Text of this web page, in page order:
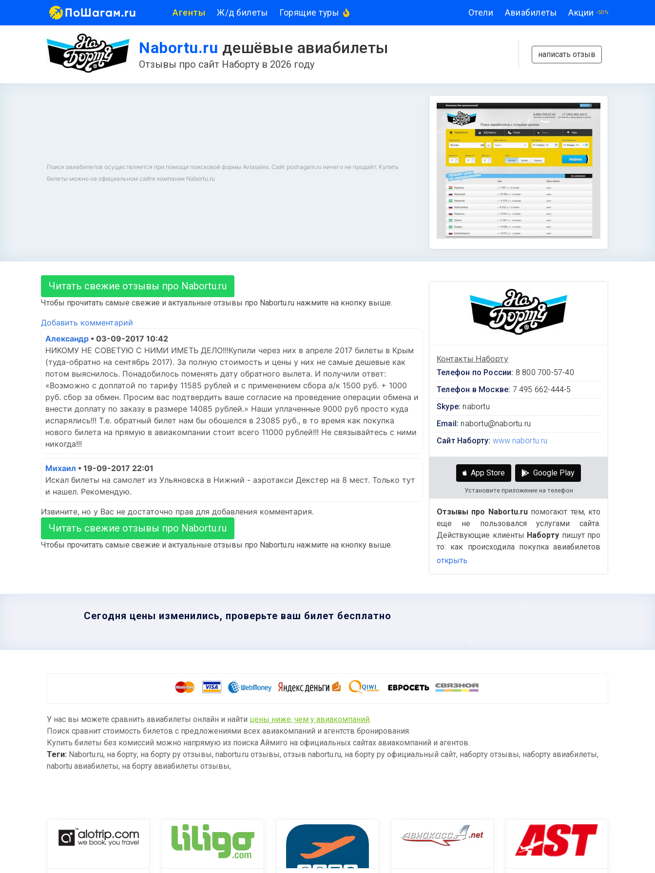
ПоШагам.ru Агенты Ж/д билеты Горящие туры Отели Авиабилеты Акции -50%
Nabortu.ru дешёвые авиабилеты
Отзывы про сайт Наборту в 2026 году
написать отзыв
Поиск авиабилетов осуществляется при помощи поисковой формы Aviasales. Сайт poshagam.ru ничего не продаёт. Купить
билеты можно на официальном сайте компании Nabortu.ru
Читать свежие отзывы про Nabortu.ru
Чтобы прочитать самые свежие и актуальные отзывы про Nabortu.ru нажмите на кнопку выше.
Добавить комментарий
Александр • 03-09-2017 10:42
НИКОМУ НЕ СОВЕТУЮ С НИМИ ИМЕТЬ ДЕЛО!!!Купили через них в апреле 2017 билеты в Крым
(туда-обратно на сентябрь 2017). За полную стоимость и цены у них не самые дешевые как
потом выяснилось. Понадобилось поменять дату обратного вылета. И получили ответ:
«Возможно с доплатой по тарифу 11585 рублей и с применением сбора а/к 1500 руб. + 1000
руб. сбор за обмен. Просим вас подтвердить ваше согласие на проведение операции обмена и
внести доплату по заказу в размере 14085 рублей.» Наши уплаченные 9000 руб просто куда
испарялись!!! Т.е. обратный билет нам бы обошелся в 23085 руб., в то время как покупка
нового билета на прямую в авиакомпании стоит всего 11000 рублей!!! Не связывайтесь с ними
никогда!!!
Михаил • 19-09-2017 22:01
Искал билеты на самолет из Ульяновска в Нижний - аэротакси Декстер на 8 мест. Только тут
и нашел. Рекомендую.
Извините, но у Вас не достаточно прав для добавления комментария.
Читать свежие отзывы про Nabortu.ru
Чтобы прочитать самые свежие и актуальные отзывы про Nabortu.ru нажмите на кнопку выше.
Контакты Наборту
Телефон по России: 8 800 700-57-40
Телефон в Москве: 7 495 662-444-5
Skype: nabortu
Email: nabortu@nabortu.ru
Сайт Наборту: www.nabortu.ru
App Store Google Play
Установите приложение на телефон
Отзывы про Nabortu.ruпомогают тем, кто
еще не пользовался услугами сайта.
Действующие клиенты Наборту пишут про
то: как происходила покупка авиабилетов
или Ж/д, бронирование отелей, быстро ли
открыть
Сегодня цены изменились, проверьте ваш билет бесплатно
У нас вы можете сравнить авиабилеты онлайн и найти цены ниже, чем у авиакомпаний.
Поиск сравнит стоимость билетов с предложениями всех авиакомпаний и агентств бронирования.
Купить билеты без комиссий можно напрямую из поиска Аймиго на официальных сайтах авиакомпаний и агентов.
Теги: Nabortu.ru, на борту, на борту ру отзывы, nabortu.ru отзывы, отзыв nabortu.ru, на борту ру официальный сайт, наборту отзывы, наборту авиабилеты,
nabortu авиабилеты, на борту авиабилеты отзывы,